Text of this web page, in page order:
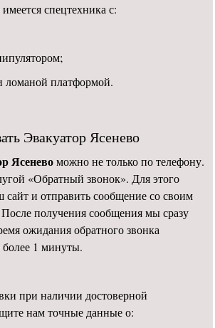
спецтехника с:
ломаной платформой.
Эвакуатор Ясенево
Ясеневоможно не только по телефону.
«Обратный звонок». Для этого
и отправить сообщение со своим
получения сообщения мы сразу
ожидания обратного звонка
1 минуты.
при наличии достоверной
нам точные данные о: